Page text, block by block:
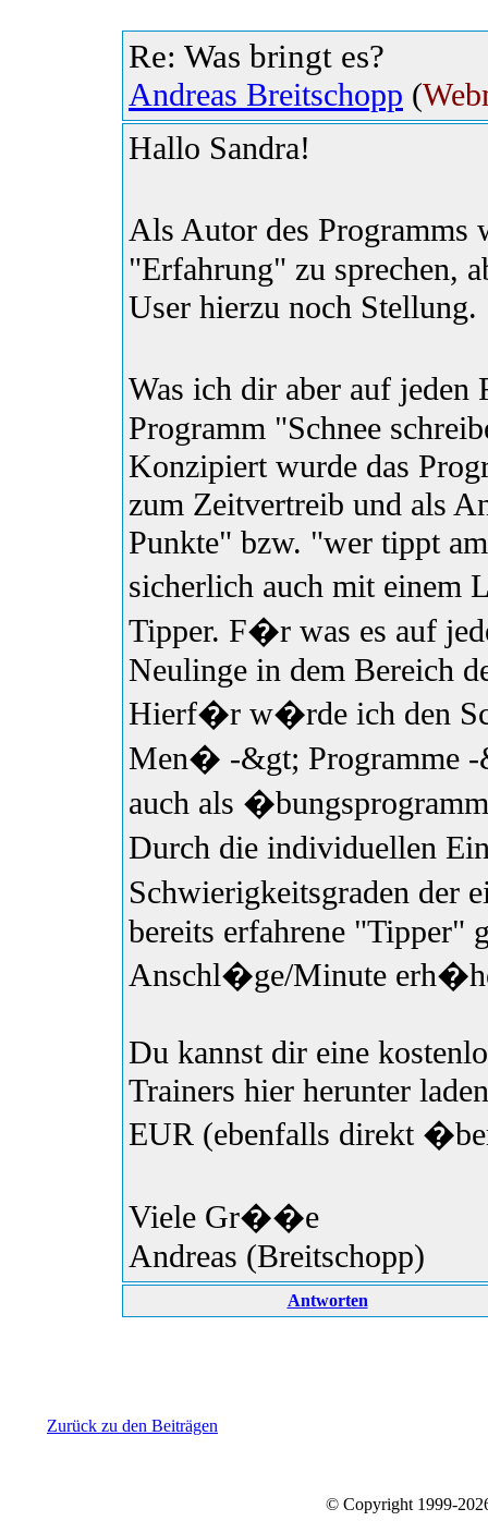
Re: Was bringt es?
Andreas Breitschopp (
Hallo Sandra!
Als Autor des
"Erfahrung" zu sprechen,
User hierzu noch Stellung.
Was ich dir aber auf
Programm "Schnee
Konzipiert wurde das
zum Zeitvertreib und als
Punkte" bzw. "wer tippt
sicherlich auch mit
Tipper. F�r was es auf
Neulinge in dem Bereich
Hierf�r w�rde ich den
Men� -&gt; Programme -
auch als
Durch die individuellen
Schwierigkeitsgraden der
bereits erfahrene "Tipper"
Anschl�ge/Minute
Du kannst dir eine
Trainers hier herunter
EUR (ebenfalls direkt
Viele Gr��e
Andreas (Breitschopp)
Antworten
Zurück zu den Beiträgen
© Copyright 1999-